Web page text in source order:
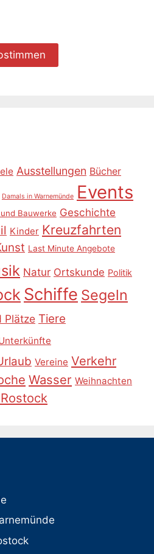
Ausstellungen Bücher
Damals in Warnemünde Events
Bauwerke Geschichte
Kinder Kreuzfahrten
Last Minute Angebote
Natur Ortskunde Politik
Schiffe Segeln
Plätze Tiere
Vereine Verkehr
Wasser Weihnachten